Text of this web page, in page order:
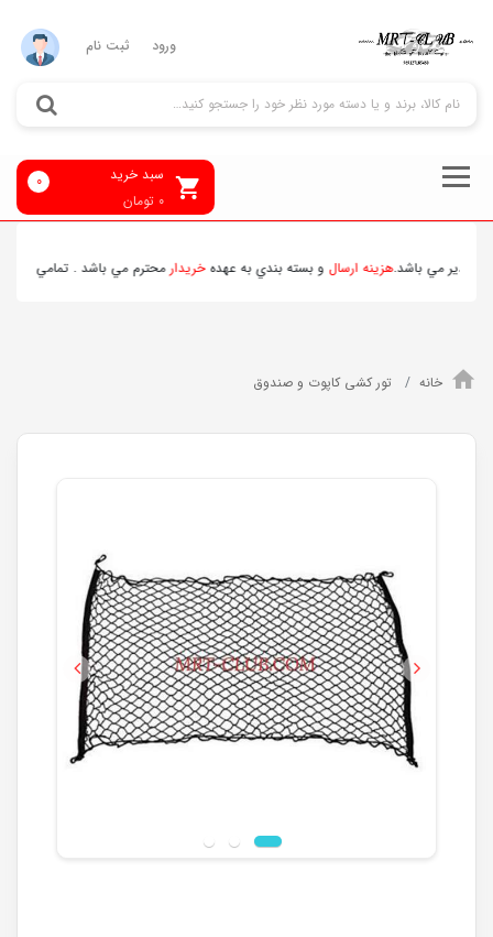
ورود ثبت نام
سبد خرید
0 تومان
0
پذير مي باشد.هزينه ارسالو بسته بندي به عهدهخريدارمحترم مي باشد . تمامي
خانه تور کشی کاپوت و صندوق
Previous Next